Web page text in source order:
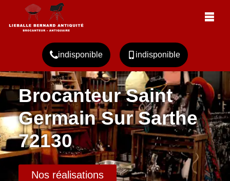
indisponible indisponible
Brocanteur Saint
Germain Sur Sarthe
72130
Nos réalisations